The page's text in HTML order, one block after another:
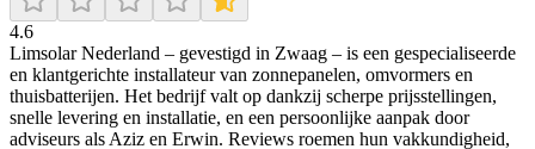
4.6
Limsolar Nederland – gevestigd in Zwaag – is een gespecialiseerde
en klantgerichte installateur van zonnepanelen, omvormers en
thuisbatterijen. Het bedrijf valt op dankzij scherpe prijsstellingen,
snelle levering en installatie, en een persoonlijke aanpak door
adviseurs als Aziz en Erwin. Reviews roemen hun vakkundigheid,